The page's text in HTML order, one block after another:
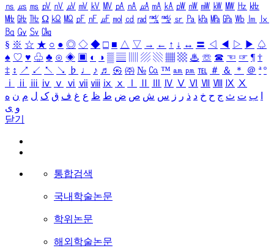
㎱ ㎲ ㎳ ㎴ ㎵ ㎶ ㎷ ㎸ ㎹ ㎀ ㎁ ㎂ ㎃ ㎄ ㎺ ㎻ ㎽ ㎾ ㎿ ㎐ ㎑
㎒ ㎓ ㎔ Ω ㏀ ㏁ ㎊ ㎋ ㎌ ㏖ ㏅ ㎭ ㎮ ㎯ ㏛ ㎩ ㎪ ㎫ ㎬ ㏝ ㏐
㏓
㏃ ㏉ ㏜ ㏆
§ ※ ☆ ★ ○ ● ◎ ◇ ◆ □ ■ △ ▽ → ← ↑ ↓ ↔ 〓 ◁ ◀ ▷ ▶ ♤
♠ ♡ ♥ ♧ ♣ ⊙ ◈ ▣ ◐ ◑ ▒ ▤ ▨ ▧ ▦ ▩ ♨ ☏ ☎ ☜ ☞ ¶ †
‡ ↕ ↗ ↙ ↖ ↘ ♭ ♩ ♪ ♬ ㉿ ㈜ № ㏇ ™ ㏂ ㏘ ℡ ＃ ＆ ＊ ＠ ª º
ⅰ
ⅱ ⅲ ⅳ ⅴ ⅵ ⅶ ⅷ ⅸ ⅹ Ⅳ Ⅴ Ⅵ Ⅶ Ⅷ Ⅸ Ⅹ
ب ت ث ج ح خ د ذ ر ز س ش ص ض ط ظ ع غ ف ق ک ل م ن ه
و ی
닫기
통합검색
국내학술논문
학위논문
해외학술논문